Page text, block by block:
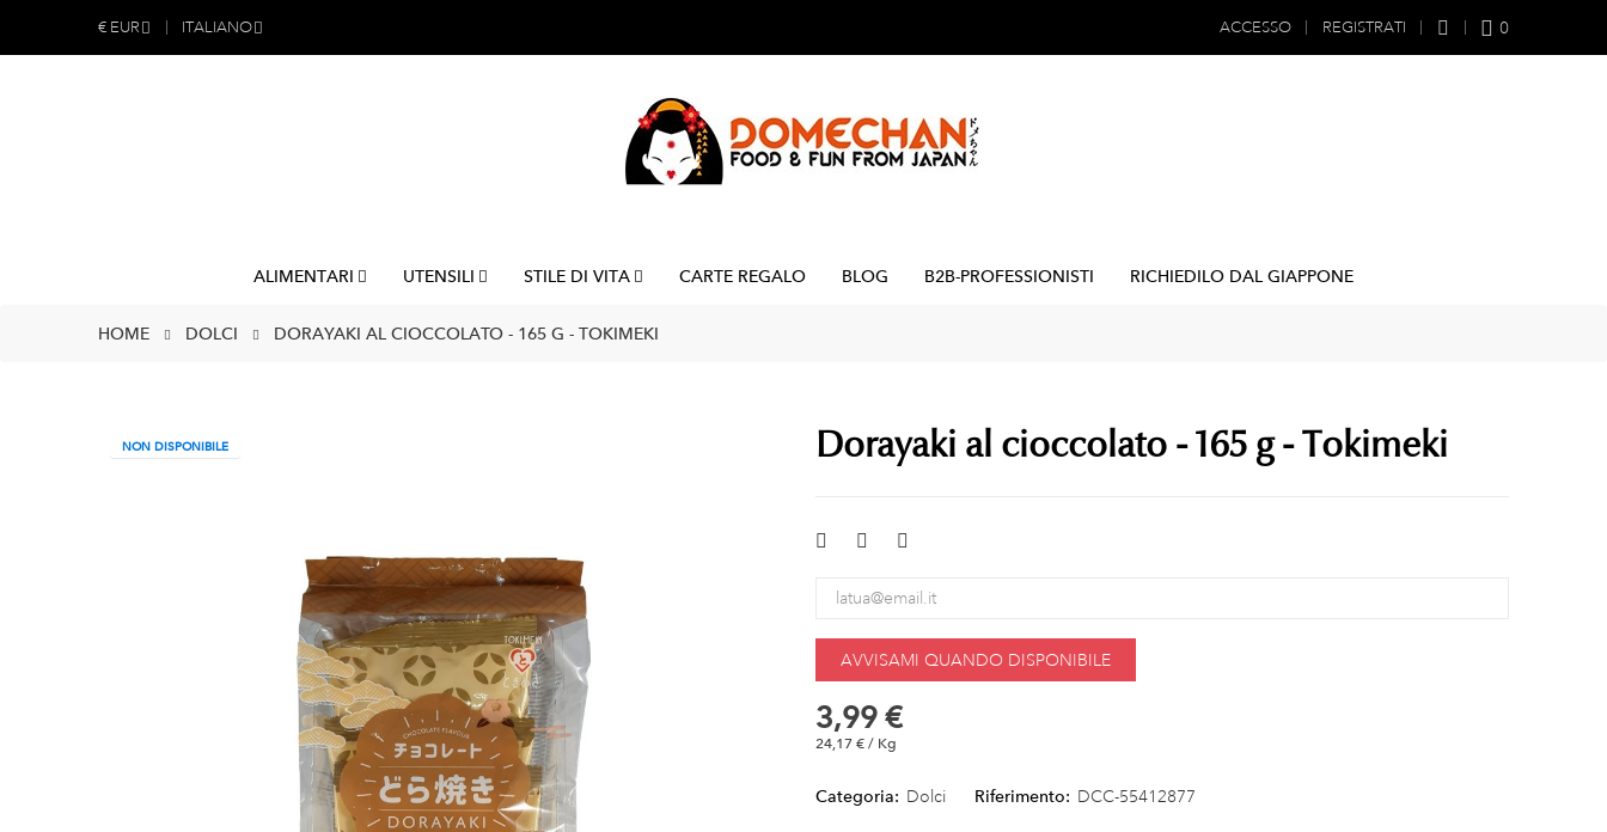
€ EUR ITALIANO ACCESSO REGISTRATI 0
ALIMENTARI UTENSILI STILE DI VITA CARTE REGALO BLOG B2B-PROFESSIONISTI RICHIEDILO DAL GIAPPONE
HOME DOLCI DORAYAKI AL CIOCCOLATO - 165 G - TOKIMEKI
NON DISPONIBILE Dorayaki al cioccolato - 165 g - Tokimeki
AVVISAMI QUANDO DISPONIBILE
3,99 €
24,17 € / Kg
Categoria: Dolci Riferimento: DCC-55412877